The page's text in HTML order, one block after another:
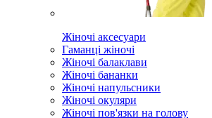
Жіночі аксесуари
Гаманці жіночі
Жіночі балаклави
Жіночі бананки
Жіночі напульсники
Жіночі окуляри
Жіночі пов'язки на голову